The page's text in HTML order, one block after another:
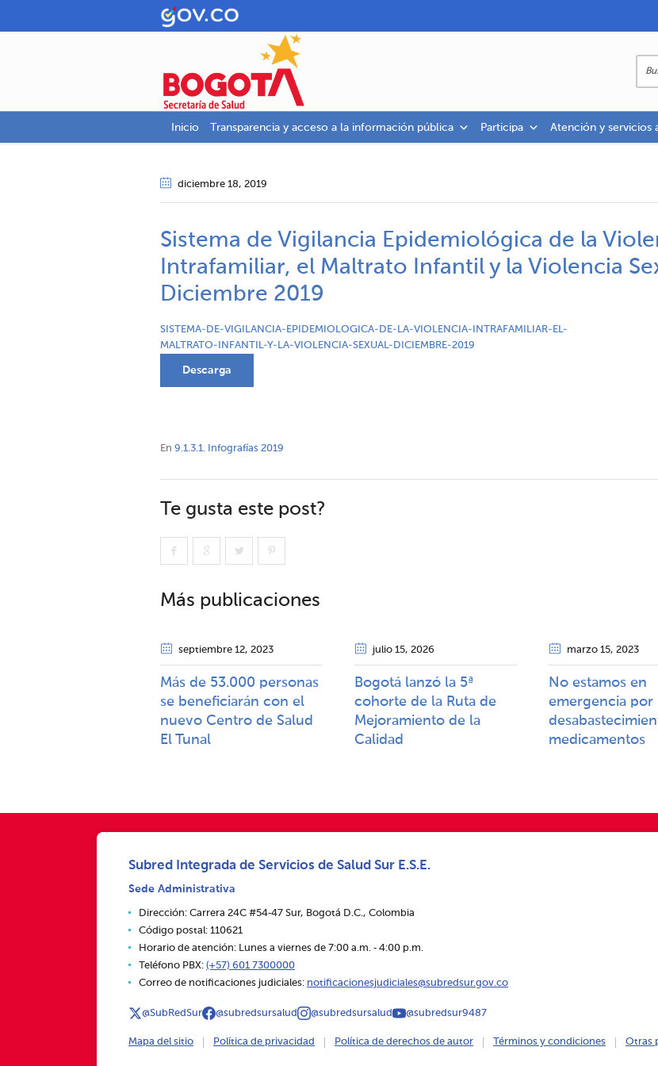
Inicio Transparencia y acceso a la información pública Participa Atención y servicios
diciembre 18, 2019
Sistema de Vigilancia Epidemiológica de la
Intrafamiliar, el Maltrato Infantil y la Violencia
Diciembre 2019
SISTEMA-DE-VIGILANCIA-EPIDEMIOLOGICA-DE-LA-VIOLENCIA-INTRAFAMILIAR-EL-
MALTRATO-INFANTIL-Y-LA-VIOLENCIA-SEXUAL-DICIEMBRE-2019
Descarga
En 9.1.3.1. Infografías 2019
Te gusta este post?
Más publicaciones
septiembre 12, 2023
Más de 53.000 personas
se beneficiarán con el
nuevo Centro de Salud
El Tunal
julio 15, 2026
Bogotá lanzó la 5ª
cohorte de la Ruta de
Mejoramiento de la
Calidad​​
marzo 15, 2023
No estamos en
emergencia por
medicamentos
Subred Integrada de Servicios de Salud Sur E.S.E.
Sede Administrativa
Dirección: Carrera 24C #54‑47 Sur, Bogotá D.C., Colombia
Código postal: 110621
Horario de atención: Lunes a viernes de 7:00 a.m. ‑ 4:00 p.m.
Teléfono PBX: (+57) 601 7300000
Correo de notificaciones judiciales: notificacionesjudiciales@subredsur.gov.co
@SubRedSur @subredsursalud @subredsursalud @subredsur9487
Mapa del sitio Política de privacidad Política de derechos de autor Términos y condiciones Otras